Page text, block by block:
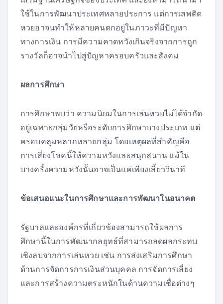
ใช้ในการพัฒนาประเทศหลายประการ แต่การเสพติด
หวยอาจนทำให้หลายคนตกอยู่ในภาวะที่มีปัญหา
ทางการเงิน การมีความคาดหวังเกินจริงจากการถูก
รางวัลก็อาจนำไปสู่ปัญหาครอบครัวและสังคม
ผลการศึกษา
การศึกษาพบว่า ความนิยมในการเล่นหวยไม่ได้จำกัด
อยู่เฉพาะกลุ่มวัยหรือระดับการศึกษาบางประเภท แต่
ครอบคลุมหลากหลายกลุ่ม โดยเหตุผลที่สำคัญคือ
การเสี่ยงโชคนี้ให้ความหวังและสนุกสนาน แม้ใน
บางครั้งความหวังนั้นอาจเป็นแค่เพียงเสี้ยววินาที
ข้อเสนอแนะในการศึกษาและการพัฒนาในอนาคต
รัฐบาลและองค์กรที่เกี่ยวข้องสามารถใช้ผลการ
ศึกษานี้ในการพัฒนากลยุทธ์ที่สามารถลดผลกระทบ
เชิงลบจากการเล่นหวย เช่น การส่งเสริมการศึกษา
ด้านการจัดการการเงินส่วนบุคคล การจัดการเสี่ยง
และการสร้างความตระหนักในด้านความเชื่อต่างๆ